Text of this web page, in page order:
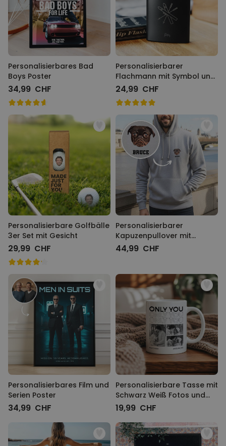
Personalisierbares Bad
Boys Poster
34,99 CHF
Personalisierbarer
Flachmann mit Symbol und
Text
24,99 CHF
Personalisierbare Golfbälle
3er Set mit Gesicht
29,99 CHF
Personalisierbarer
Kapuzenpullover mit
deinem Haustier als Comic
44,99 CHF
Personalisierbares Film und
Serien Poster
34,99 CHF
Personalisierbare Tasse mit
Schwarz Weiß Fotos und
Text
19,99 CHF